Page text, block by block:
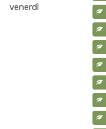
venerdì